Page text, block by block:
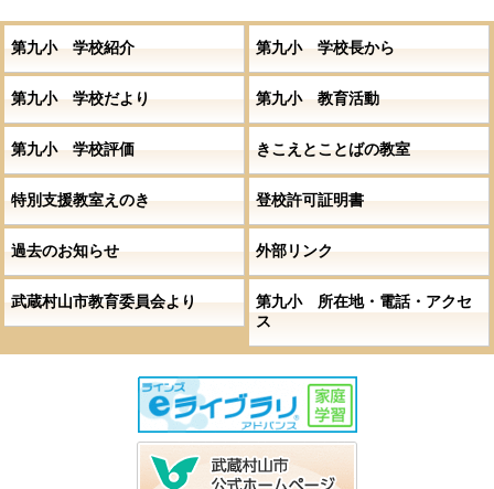
第九小 学校紹介 第九小 学校長から
第九小 学校だより 第九小 教育活動
第九小 学校評価 きこえとことばの教室
特別支援教室えのき 登校許可証明書
過去のお知らせ 外部リンク
武蔵村山市教育委員会より
第九小 所在地・電話・アクセ
ス